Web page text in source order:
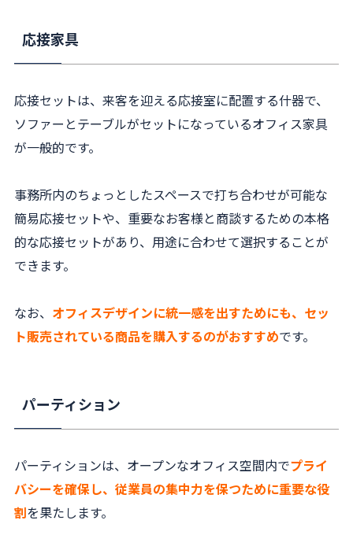
応接家具
応接セットは、来客を迎える応接室に配置する什器で、
ソファーとテーブルがセットになっているオフィス家具
が一般的です。
事務所内のちょっとしたスペースで打ち合わせが可能な
簡易応接セットや、重要なお客様と商談するための本格
的な応接セットがあり、用途に合わせて選択することが
できます。
なお、 オフィスデザインに統一感を出すためにも、セッ
ト販売されている商品を購入するのがおすすめです。
パーティション
パーティションは、オープンなオフィス空間内でプライ
バシーを確保し、従業員の集中力を保つために重要な役
割を果たします。